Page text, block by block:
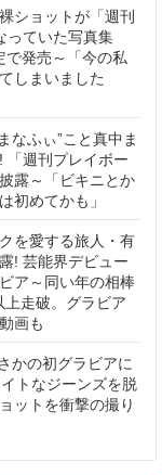
ショットが「週刊
っていた写真集
で発売～「今の私
しまいました
なふぃ”こと真中ま
「週刊プレイボー
露～「ビキニとか
初めてかも」
を愛する旅人・有
! 芸能界デビュー
ア～同い年の相棒
上走破。グラビア
画も
かの初グラビアに
トなジーンズを脱
ットを衝撃の撮り